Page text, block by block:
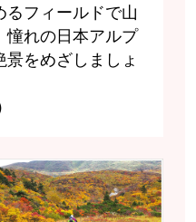
るフィールドで山
憧れの日本アルプ
をめざしましょ